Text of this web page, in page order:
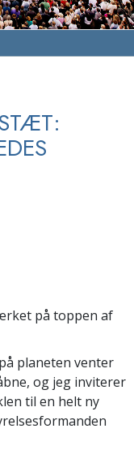
på toppen af
planeten venter
og jeg inviterer
til en helt ny